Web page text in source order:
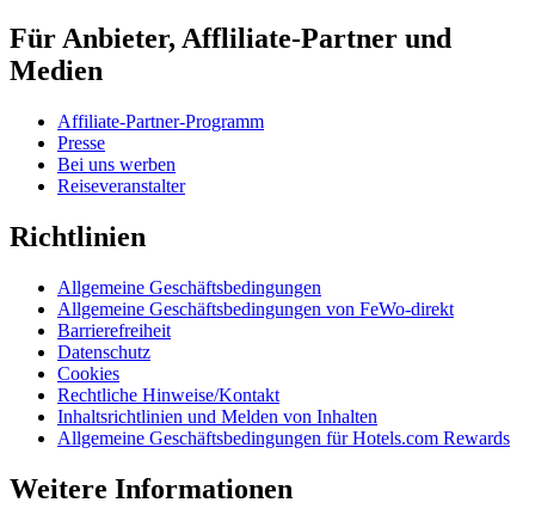
Für Anbieter, Affliliate-Partner und
Medien
Affiliate-Partner-Programm
Presse
Bei uns werben
Reiseveranstalter
Richtlinien
Allgemeine Geschäftsbedingungen
Allgemeine Geschäftsbedingungen von FeWo-direkt
Barrierefreiheit
Datenschutz
Cookies
Rechtliche Hinweise/Kontakt
Inhaltsrichtlinien und Melden von Inhalten
Allgemeine Geschäftsbedingungen für Hotels.com Rewards
Weitere Informationen